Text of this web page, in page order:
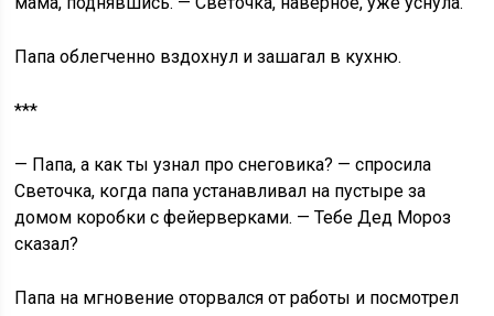
Папа облегченно вздохнул и зашагал в кухню.
***
— Папа, а как ты узнал про снеговика? — спросила
Светочка, когда папа устанавливал на пустыре за
домом коробки с фейерверками. — Тебе Дед Мороз
сказал?
Папа на мгновение оторвался от работы и посмотрел